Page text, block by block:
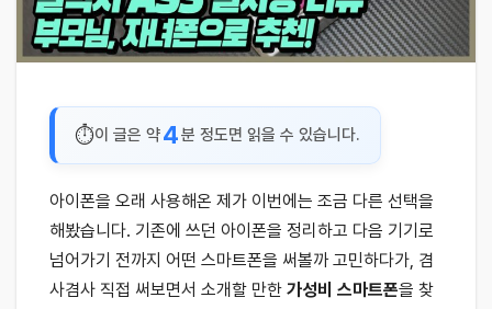
이 글은 약4분 정도면 읽을 수 있습니다.
아이폰을 오래 사용해온 제가 이번에는 조금 다른 선택을
해봤습니다. 기존에 쓰던 아이폰을 정리하고 다음 기기로
넘어가기 전까지 어떤 스마트폰을 써볼까 고민하다가, 겸
사겸사 직접 써보면서 소개할 만한 가성비 스마트폰을 찾